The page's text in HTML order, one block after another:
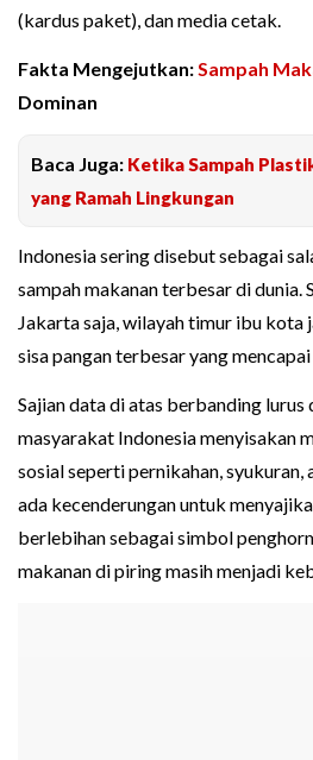
(kardus paket), dan media cetak.
Fakta Mengejutkan: Sampah
Dominan
Baca Juga: Ketika Sampah
yang Ramah Lingkungan
Indonesia sering disebut sebagai
sampah makanan terbesar di dunia.
Jakarta saja, wilayah timur ibu kota
sisa pangan terbesar yang
Sajian data di atas berbanding lurus
masyarakat Indonesia menyisakan
sosial seperti pernikahan, syukuran,
ada kecenderungan untuk
berlebihan sebagai simbol
makanan di piring masih menjadi